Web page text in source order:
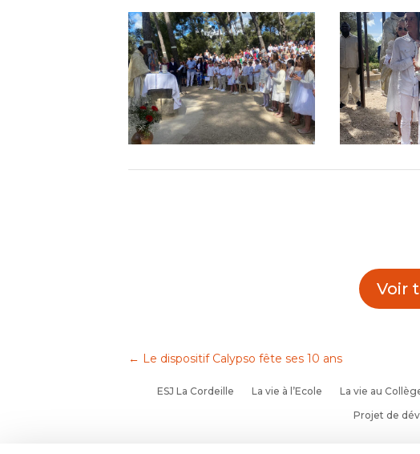
Voir
← Le dispositif Calypso fête ses 10 ans
ESJ La Cordeille La vie à l’Ecole La vie au
Projet de